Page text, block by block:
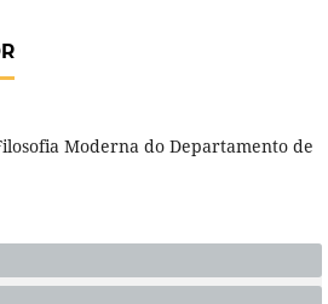
Moderna do Departamento de